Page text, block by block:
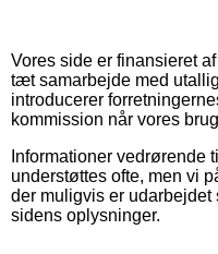
Vores side er finansieret
tæt samarbejde med
introducerer
kommission når vores
Informationer vedrørende
understøttes ofte, men vi
der muligvis er
sidens oplysninger.